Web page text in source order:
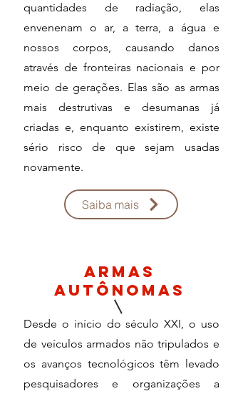
quantidades de radiação, elas
envenenam o ar, a terra, a água e
nossos corpos, causando danos
através de fronteiras nacionais e por
meio de gerações. Elas são as armas
mais destrutivas e desumanas já
criadas e, enquanto existirem, existe
sério risco de que sejam usadas
novamente.
Saiba mais
armas
autônomas
Desde o início do século XXI, o uso
de veículos armados não tripulados e
os avanços tecnológicos têm levado
pesquisadores e organizações a